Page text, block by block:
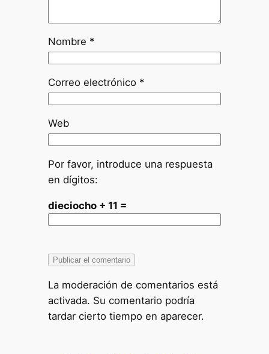
Nombre *
Correo electrónico *
Web
Por favor, introduce una respuesta
en dígitos:
dieciocho + 11 =
La moderación de comentarios está
activada. Su comentario podría
tardar cierto tiempo en aparecer.